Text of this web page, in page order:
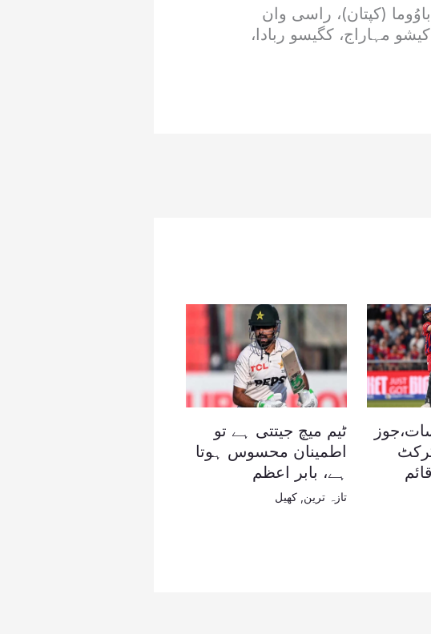
(کپتان)، راسی وان
مہاراج، کگیسو ربادا،
نے ٹی 20کرکٹ
ٹیم میچ جیتتی ہے تو
اطمینان محسوس ہوتا
ہے، بابر اعظم
تازہ ترین کھیل